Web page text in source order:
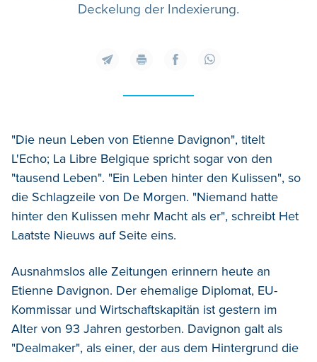
Deckelung der Indexierung.
"Die neun Leben von Etienne Davignon", titelt
L'Echo; La Libre Belgique spricht sogar von den
"tausend Leben". "Ein Leben hinter den Kulissen", so
die Schlagzeile von De Morgen. "Niemand hatte
hinter den Kulissen mehr Macht als er", schreibt Het
Laatste Nieuws auf Seite eins.
Ausnahmslos alle Zeitungen erinnern heute an
Etienne Davignon. Der ehemalige Diplomat, EU-
Kommissar und Wirtschaftskapitän ist gestern im
Alter von 93 Jahren gestorben. Davignon galt als
"Dealmaker", als einer, der aus dem Hintergrund die